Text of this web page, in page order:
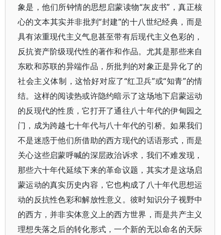
象是，他们所钟情的思想启蒙读物“灰皮书”，真正核
心的文本其实并非批判“封建”的十八世纪经典，而是
具有浓重现代主义气息甚至带有后现代主义色彩的，
反抗资产阶级现代性的著作和作品。尤其是那些来自
东欧和苏联的异端作品，所批判的对象正是异化了的
社会主义体制，这恰好对应了“红卫兵”或“知青”的情
结。这样的阅读热或许隐约暗示了这场地下启蒙运动
的反现代的性质，它打开了通往八十年代的伊甸园之
门，成为跨越七十年代与八十年代的引桥。如果我们
不是迷惑于他们所借助的西方现代的话语形式，而是
关心这些启蒙呼喊的深层政治诉求，我们不难发现，
那些六十年代延续下来的革命议题，其实才是这场启
蒙运动的真实历史内容，它也构成了八十年代思想运
动的反抗性色彩和解放性意义。彼时知识分子视野中
的西方，并非实体意义上的西方世界，而是共产主义
理想失落之后的转化形式，一个新的无以命名的天际